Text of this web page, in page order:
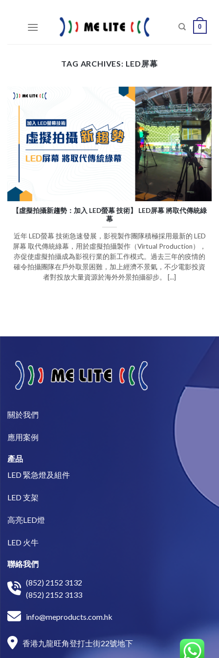
0
TAG ARCHIVES: LED屏幕
【虛擬拍攝新趨勢：加入 LED螢幕 技術】 LED屏幕 將取代傳統綠
幕
近年 LED螢幕 技術急速發展，影視製作團隊積極採用最新的 LED
屏幕 取代傳統綠幕，用於虛擬拍攝製作（Virtual Production），
亦促使虛擬拍攝成為影視行業的新工作模式。過去三年的疫情的
確令拍攝團隊在戶外取景困難，加上經濟不景氣，不少電影投資
者對投放大量資源於海外外景拍攝卻步。 [...]
關於我們​
​應用案例
產品
LED 緊急燈及組件
LED 支架
高亮LED燈
LED 火牛
聯絡我們
(852) 2152 3132
(852) 2152 3133
info@meproducts.com.hk
香港九龍旺角登打士街22號地下